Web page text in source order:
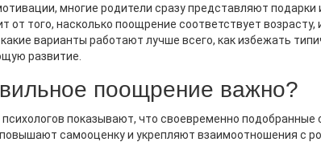
, многие родители сразу представляют
от того, насколько поощрение соответствует
варианты работают лучше всего, как избежать
развитие.
поощрение важно?
психологов показывают, что своевременно
самооценку и укрепляют взаимоотношения с
РАЗВИТИЯ
Семейной
Изменений
развития
детей.
КРИЗИСЫ И ТРУДНОСТИ РАЗВИТИЯ
Возрастам, Этапы Развития,
Советы Психолога
Подробная статья о кризисах по
возрасту: почему они происходят,